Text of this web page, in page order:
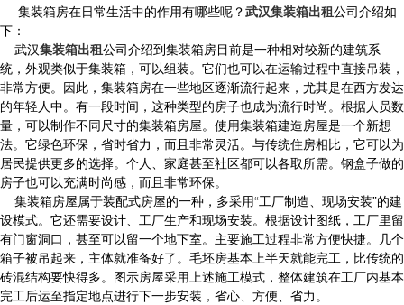
集装箱房在日常生活中的作用有哪些呢？武汉集装箱出租公司介绍如
下：
武汉集装箱出租公司介绍到集装箱房目前是一种相对较新的建筑系
统，外观类似于集装箱，可以组装。它们也可以在运输过程中直接吊装，
非常方便。因此，集装箱房在一些地区逐渐流行起来，尤其是在西方发达
的年轻人中。有一段时间，这种类型的房子也成为流行时尚。根据人员数
量，可以制作不同尺寸的集装箱房屋。使用集装箱建造房屋是一个新想
法。它绿色环保，省时省力，而且非常灵活。与传统住房相比，它可以为
居民提供更多的选择。个人、家庭甚至社区都可以各取所需。钢盒子做的
房子也可以充满时尚感，而且非常环保。
集装箱房屋属于装配式房屋的一种，多采用“工厂制造、现场安装”的建
设模式。它还需要设计、工厂生产和现场安装。根据设计图纸，工厂里留
有门窗洞口，甚至可以留一个地下室。主要施工过程非常方便快捷。几个
箱子被吊起来，主体就准备好了。毛坯房基本上半天就能完工，比传统的
砖混结构要快得多。图示房屋采用上述施工模式，整体建筑在工厂内基本
完工后运至指定地点进行下一步安装，省心、方便、省力。